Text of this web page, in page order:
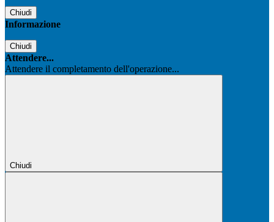
Chiudi
Informazione
Chiudi
Attendere...
Attendere il completamento dell'operazione...
Chiudi